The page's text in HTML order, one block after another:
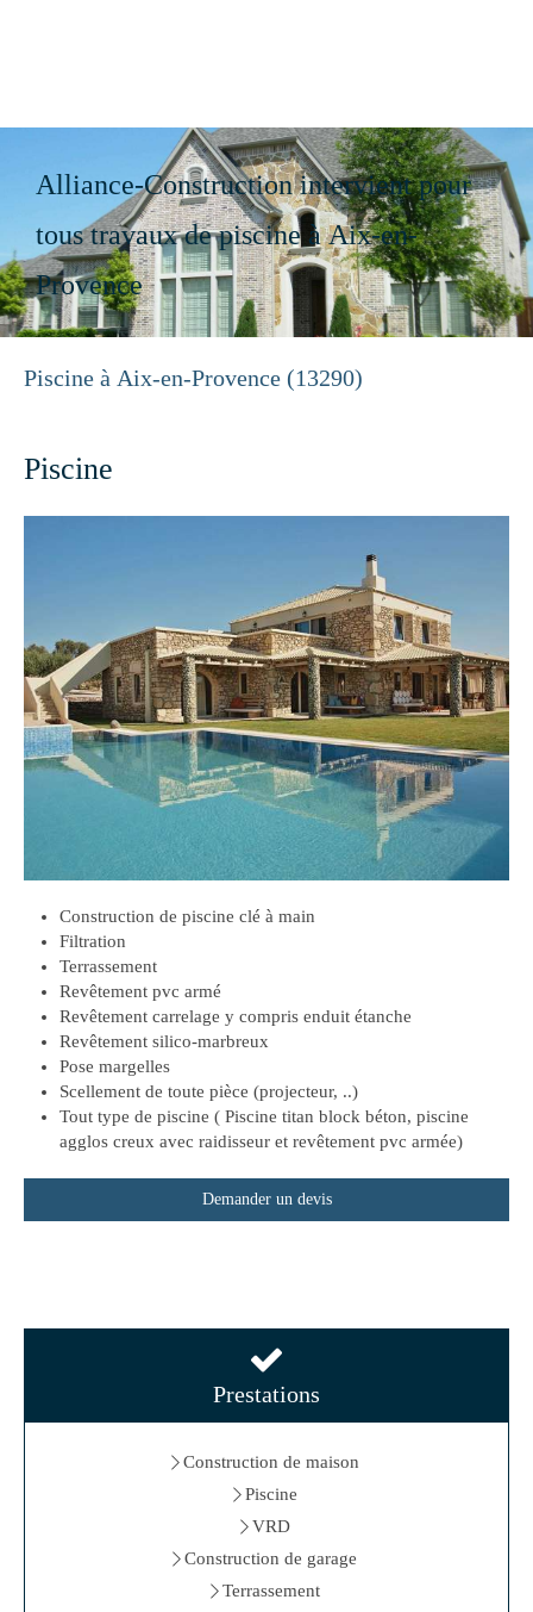
Alliance-Construction intervient pour
tous travaux de piscine à Aix-en-
Provence
Piscine à Aix-en-Provence (13290)
Piscine
Construction de piscine clé à main
Filtration
Terrassement
Revêtement pvc armé
Revêtement carrelage y compris enduit étanche
Revêtement silico-marbreux
Pose margelles
Scellement de toute pièce (projecteur, ..)
Tout type de piscine ( Piscine titan block béton, piscine
agglos creux avec raidisseur et revêtement pvc armée)
Demander un devis
Prestations
Construction de maison
Piscine
VRD
Construction de garage
Terrassement